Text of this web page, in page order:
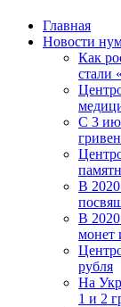
Главная
Новости
Как
стали
С 3
гривен
В 2020
В
монет
рубля
На
1 и 2